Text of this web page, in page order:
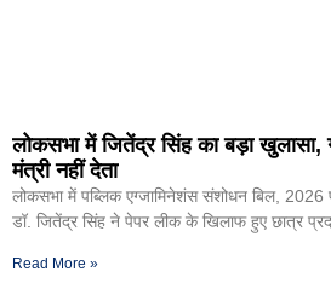
लोकसभा में जितेंद्र सिंह का बड़ा
मंत्री नहीं देता
लोकसभा में पब्लिक एग्जामिनेशंस संशोधन बिल, 2026
डॉ. जितेंद्र सिंह ने पेपर लीक के खिलाफ हुए छात्र
Read More »